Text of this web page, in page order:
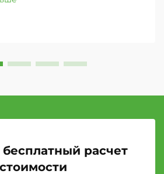
оборудования и
расчет
стоимости